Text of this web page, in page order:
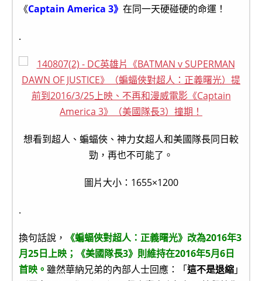
《Captain America 3》 在同一天硬碰硬的命運！
.
想看到超人、蝙蝠俠、神力女超人和美國隊長同日較
勁，再也不可能了。
圖片大小：1655×1200
.
換句話說，
《蝙蝠俠對超人：正義曙光》改為2016年3
月25日上映；《美國隊長3》則維持在2016年5月6日
首映。 雖然華納兄弟的內部人士回應：「這不是退縮」